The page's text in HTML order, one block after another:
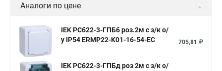
Аналоги по цене
IEK РСб22-3-ГПБб роз.2м с з/к о/
у IP54 ERMP22-K01-16-54-EC
705,81 ₽
IEK РСб22-3-ГПБд роз 2м с з/к о/